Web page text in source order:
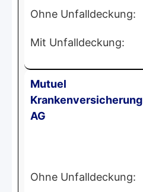
Ohne Unfalldeckung:
Mit Unfalldeckung:
Mutuel
Krankenversicherung
AG
Ohne Unfalldeckung: